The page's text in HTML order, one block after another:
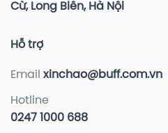
Cừ, Long Biên, Hà Nội
Hỗ trợ
Email xinchao@buff.com.vn
Hotline
0247 1000 688